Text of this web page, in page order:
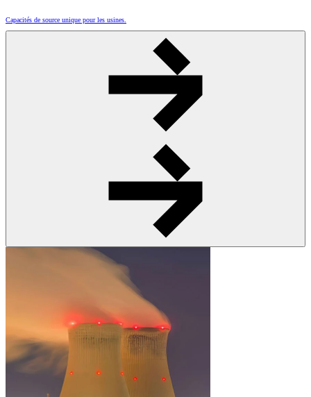
Capacités de source unique pour les usines.